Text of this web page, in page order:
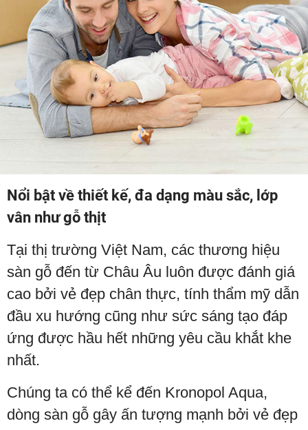
Nổi bật về thiết kế, đa dạng màu sắc, lớp
vân như gỗ thịt
Tại thị trường Việt Nam, các thương hiệu
sàn gỗ đến từ Châu Âu luôn được đánh giá
cao bởi vẻ đẹp chân thực, tính thẩm mỹ dẫn
đầu xu hướng cũng như sức sáng tạo đáp
ứng được hầu hết những yêu cầu khắt khe
nhất.
Chúng ta có thể kể đến Kronopol Aqua,
dòng sàn gỗ gây ấn tượng mạnh bởi vẻ đẹp